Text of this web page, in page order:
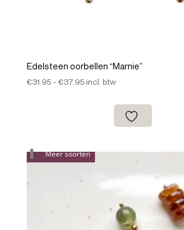
Edelsteen oorbellen “Marnie”
€31.95 - €37.95Prijsklasse:
incl. btw
Meer soorten